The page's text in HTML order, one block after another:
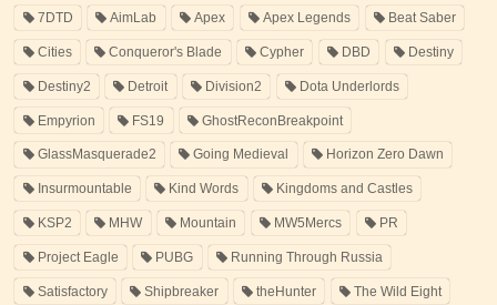
7DTD AimLab Apex Apex Legends Beat Saber
Cities Conqueror's Blade Cypher DBD Destiny
Destiny2 Detroit Division2 Dota Underlords
Empyrion FS19 GhostReconBreakpoint
GlassMasquerade2 Going Medieval Horizon Zero Dawn
Insurmountable Kind Words Kingdoms and Castles
KSP2 MHW Mountain MW5Mercs PR
Project Eagle PUBG Running Through Russia
Satisfactory Shipbreaker theHunter The Wild Eight